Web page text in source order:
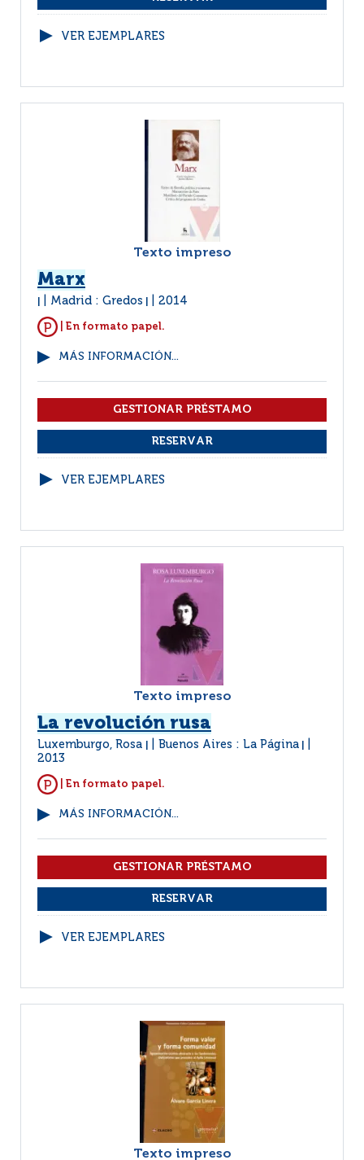
VER EJEMPLARES
Texto impreso
Marx
Madrid : Gredos 2014
| En formato papel.
MÁS INFORMACIÓN...
VER EJEMPLARES
Texto impreso
La revolución rusa
Luxemburgo, Rosa Buenos Aires : La Página
2013
| En formato papel.
MÁS INFORMACIÓN...
VER EJEMPLARES
Texto impreso